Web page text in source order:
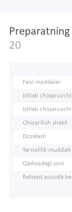
20
Faol moddalar
Ishlab
Ishlab chiqaruvchi
Chiqarilish shakli
Dozalash
Yaroqlilik muddati
Qadoqdagi soni
Retsept asosida